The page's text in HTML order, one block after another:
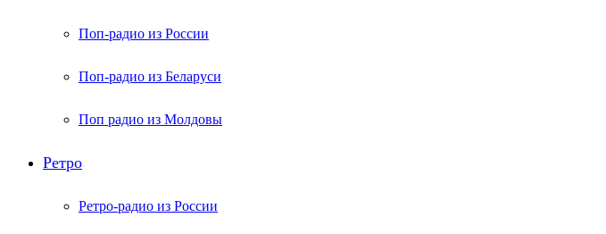
Поп-радио из России
Поп-радио из Беларуси
Поп радио из Молдовы
Ретро
Ретро-радио из России